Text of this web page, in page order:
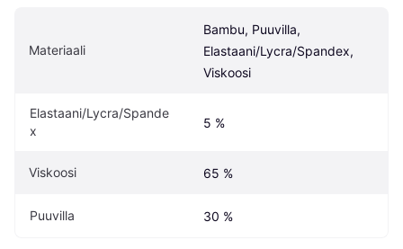
Materiaali
Bambu, Puuvilla,
Elastaani/Lycra/Spandex,
Viskoosi
Elastaani/Lycra/Spande
x
5 %
Viskoosi 65 %
Puuvilla 30 %